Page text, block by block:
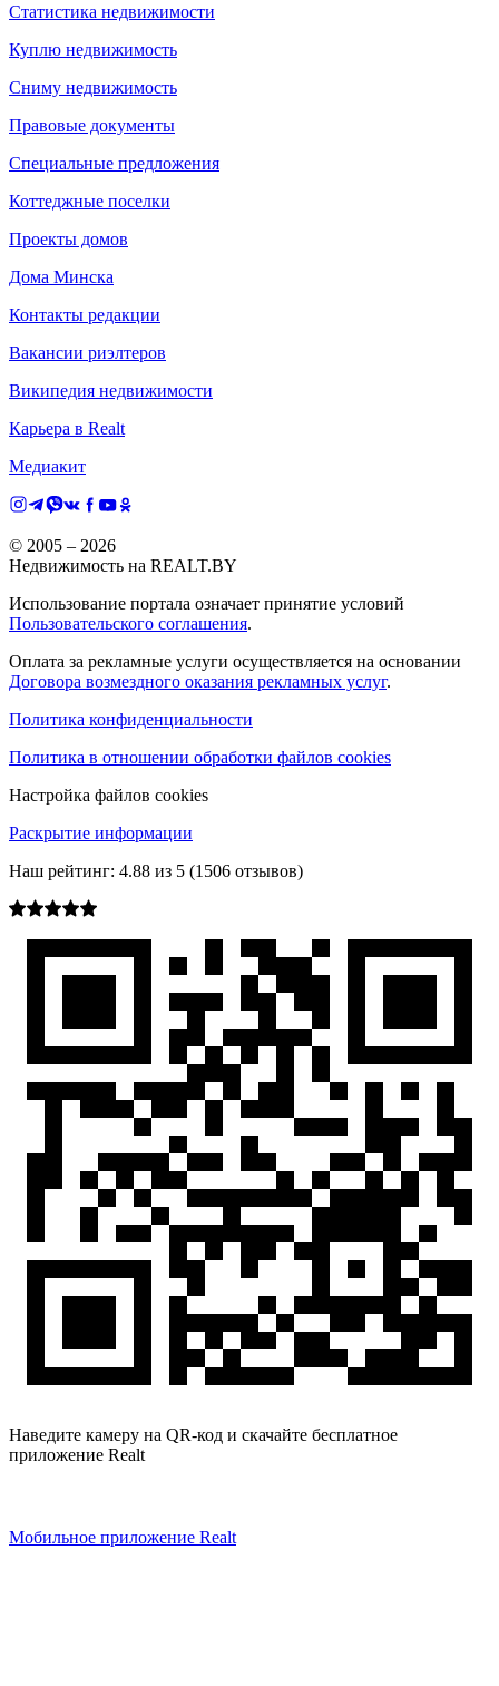
Статистика недвижимости
Куплю недвижимость
Сниму недвижимость
Правовые документы
Специальные предложения
Коттеджные поселки
Проекты домов
Дома Минска
Контакты редакции
Вакансии риэлтеров
Википедия недвижимости
Карьера в Realt
Медиакит
© 2005 – 2026
Недвижимость на REALT.BY
Использование портала означает принятие условий
Пользовательского соглашения.
Оплата за рекламные услуги осуществляется на основании
Договора возмездного оказания рекламных услуг.
Политика конфиденциальности
Политика в отношении обработки файлов cookies
Настройка файлов cookies
Раскрытие информации
Наш рейтинг: 4.88 из 5 (1506 отзывов)
Наведите камеру на QR-код и скачайте бесплатное
приложение Realt
Мобильное приложение Realt